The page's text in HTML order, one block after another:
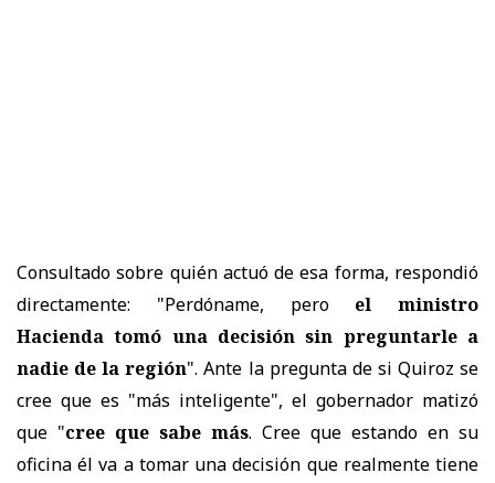
Consultado sobre quién actuó de esa forma, respondió
directamente: "Perdóname, pero el ministro
Hacienda tomó una decisión sin preguntarle a
nadie de la región". Ante la pregunta de si Quiroz se
cree que es "más inteligente", el gobernador matizó
que "cree que sabe más. Cree que estando en su
oficina él va a tomar una decisión que realmente tiene